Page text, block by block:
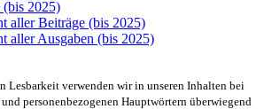
(bis 2025)
aller Beiträge (bis 2025)
aller Ausgaben (bis 2025)
Lesbarkeit verwenden wir in unseren Inhalten bei
personenbezogenen Hauptwörtern überwiegend